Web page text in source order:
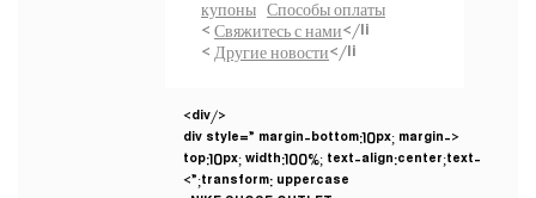
купоны Способы оплаты
Свяжитесь с нами</li >
Другие новости</li >
</div>
<div style=” margin-bottom:10px; margin-
top:10px; width:100%; text-align:center;text-
transform: uppercase;”>